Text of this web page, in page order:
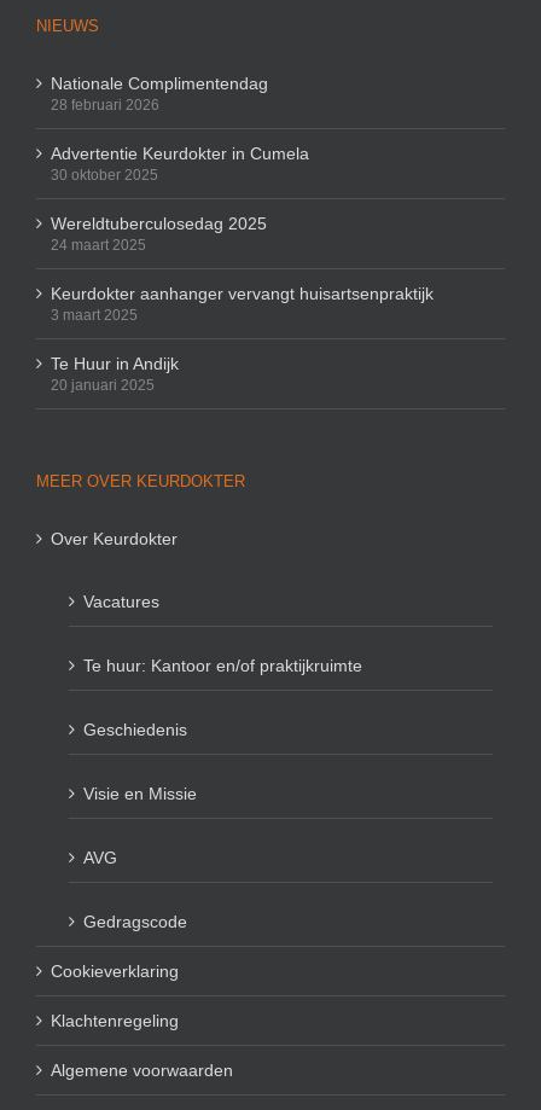
NIEUWS
Nationale Complimentendag
28 februari 2026
Advertentie Keurdokter in Cumela
30 oktober 2025
Wereldtuberculosedag 2025
24 maart 2025
Keurdokter aanhanger vervangt huisartsenpraktijk
3 maart 2025
Te Huur in Andijk
20 januari 2025
MEER OVER KEURDOKTER
Over Keurdokter
Vacatures
Te huur: Kantoor en/of praktijkruimte
Geschiedenis
Visie en Missie
AVG
Gedragscode
Cookieverklaring
Klachtenregeling
Algemene voorwaarden